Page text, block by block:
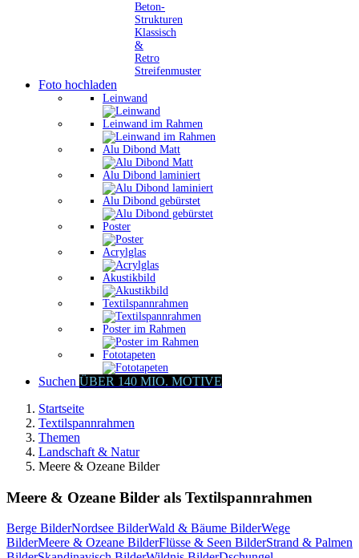
Beton-
Strukturen
Klassisch
&
Retro
Streifenmuster
Foto hochladen
Leinwand
Leinwand im Rahmen
Alu Dibond Matt
Alu Dibond laminiert
Alu Dibond gebürstet
Poster
Acrylglas
Akustikbild
Textilspannrahmen
Poster im Rahmen
Fototapeten
Suchen ÜBER 140 MIO. MOTIVE
Startseite
Textilspannrahmen
Themen
Landschaft & Natur
Meere & Ozeane Bilder
Meere & Ozeane Bilder als Textilspannrahmen
Berge BilderNordsee BilderWald & Bäume BilderWege
BilderMeere & Ozeane BilderFlüsse & Seen BilderStrand & Palmen